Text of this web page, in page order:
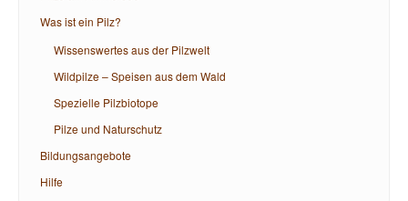
Was ist ein Pilz?
Wissenswertes aus der Pilzwelt
Wildpilze – Speisen aus dem Wald
Spezielle Pilzbiotope
Pilze und Naturschutz
Bildungsangebote
Hilfe